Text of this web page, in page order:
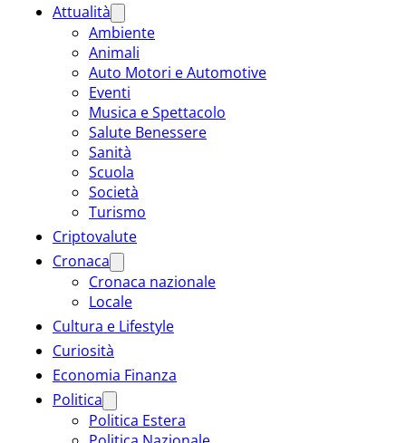
Attualità
Ambiente
Animali
Auto Motori e Automotive
Eventi
Musica e Spettacolo
Salute Benessere
Sanità
Scuola
Società
Turismo
Criptovalute
Cronaca
Cronaca nazionale
Locale
Cultura e Lifestyle
Curiosità
Economia Finanza
Politica
Politica Estera